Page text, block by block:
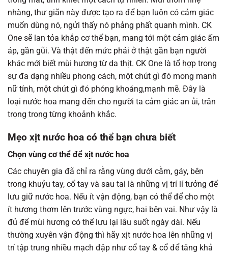
nhàng, thư giãn này được tạo ra để bạn luôn có cảm giác
muốn dùng nó, ngửi thấy nó phảng phất quanh mình. CK
One sẽ lan tỏa khắp cơ thể bạn, mang tới một cảm giác ấm
áp, gần gũi. Và thật đến mức phải ở thật gần bạn người
khác mới biết mùi hương từ da thịt. CK One là tổ hợp trong
sự đa dạng nhiều phong cách, một chút gì đó mong manh
nữ tính, một chút gì đó phóng khoáng,mạnh mẽ. Đây là
loại nước hoa mang đến cho người ta cảm giác an ủi, trân
trọng trong từng khoảnh khắc.
Mẹo xịt nước hoa có thể bạn chưa biết
Chọn vùng cơ thể để xịt nước hoa
Các chuyên gia đã chỉ ra rằng vùng dưới cằm, gáy, bên
trong khuỷu tay, cổ tay và sau tai là những vị trí lí tưởng để
lưu giữ nước hoa. Nếu ít vận động, bạn có thể để cho một
ít hương thơm lên trước vùng ngực, hai bên vai. Như vậy là
đủ để mùi hương có thể lưu lại lâu suốt ngày dài. Nếu
thường xuyên vận động thì hãy xịt nước hoa lên những vị
trí tập trung nhiều mạch đập như cổ tay & cổ để tăng khả